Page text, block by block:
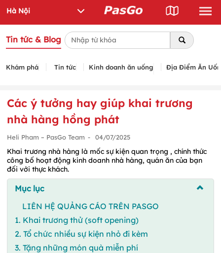
Tin tức & Blog
Khám phá Tin tức Kinh doanh ăn uống Địa Điểm Ăn
Các ý tưởng hay giúp khai trương
nhà hàng hồng phát
Heli Pham – PasGo Team - 04/07/2025
Khai trương nhà hàng là mốc sự kiện quan trọng , chính thức
công bố hoạt động kinh doanh nhà hàng, quán ăn của bạn
đối với thực khách.
Mục lục
LIÊN HỆ QUẢNG CÁO TRÊN PASGO
1. Khai trương thử (soft opening)
2. Tổ chức nhiều sự kiện nhỏ đi kèm
3. Tặng những món quà miễn phí